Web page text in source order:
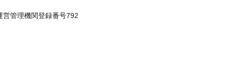
管理機関登録番号792